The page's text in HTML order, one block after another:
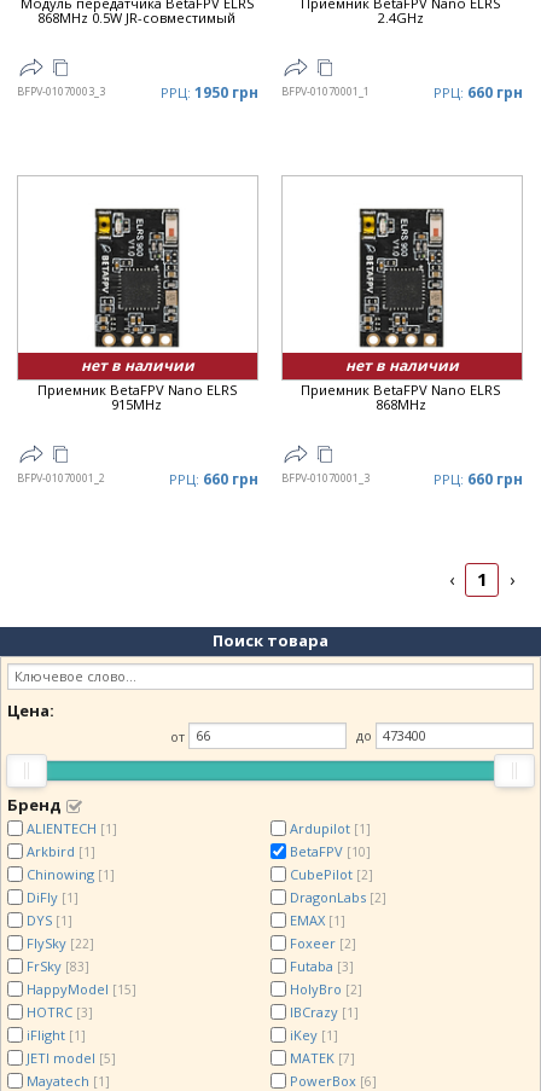
868MHz 0.5W JR-совместимый
BFPV-01070003_3 РРЦ: 1950 грн
2.4GHz
BFPV-01070001_1 РРЦ: 660 грн
нет в наличии
Приемник BetaFPV Nano ELRS
915MHz
BFPV-01070001_2 РРЦ: 660 грн
нет в наличии
Приемник BetaFPV Nano ELRS
868MHz
BFPV-01070001_3 РРЦ: 660 грн
‹ 1 ›
Поиск товара
Цена:
от до
Бренд
ALIENTECH [1] Ardupilot [1]
Arkbird [1] BetaFPV [10]
Chinowing [1] CubePilot [2]
DiFly [1] DragonLabs [2]
DYS [1] EMAX [1]
FlySky [22] Foxeer [2]
FrSky [83] Futaba [3]
HappyModel [15] HolyBro [2]
HOTRC [3] IBCrazy [1]
iFlight [1] iKey [1]
JETI model [5] MATEK [7]
Mayatech [1] PowerBox [6]